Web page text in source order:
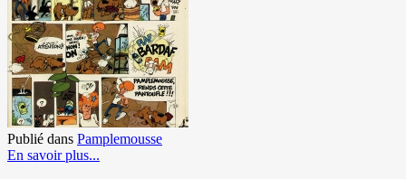
Publié dans Pamplemousse
En savoir plus...